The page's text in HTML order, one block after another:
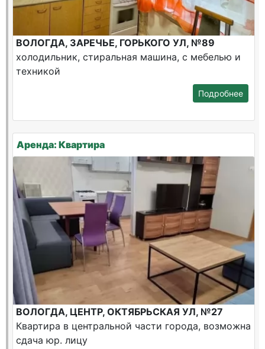
ВОЛОГДА, ЗАРЕЧЬЕ, ГОРЬКОГО УЛ, №89
холодильник, стиральная машина, с мебелью и
техникой
Подробнее
Аренда: Квартира
ВОЛОГДА, ЦЕНТР, ОКТЯБРЬСКАЯ УЛ, №27
Квартира в центральной части города, возможна
сдача юр. лицу